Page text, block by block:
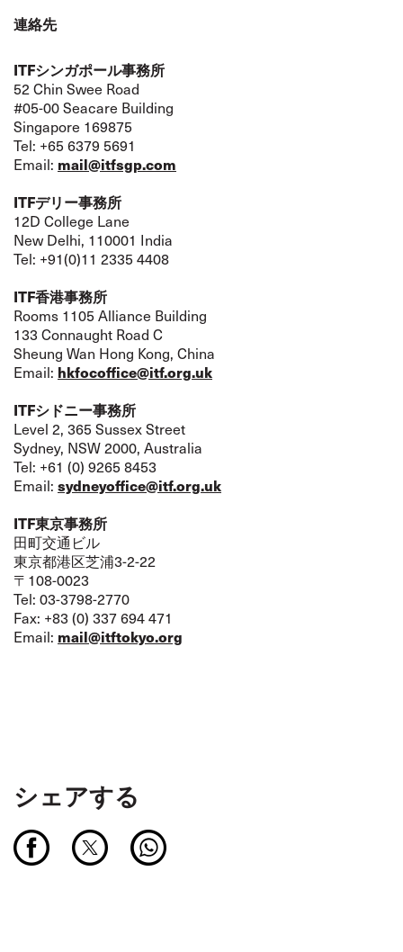
連絡先
ITFシンガポール事務所
52 Chin Swee Road
#05-00 Seacare Building
Singapore 169875
Tel: +65 6379 5691
Email: mail@itfsgp.com
ITFデリー事務所
12D College Lane
New Delhi, 110001 India
Tel: +91(0)11 2335 4408
ITF香港事務所
Rooms 1105 Alliance Building
133 Connaught Road C
Sheung Wan Hong Kong, China
Email: hkfocoffice@itf.org.uk
ITFシドニー事務所
Level 2, 365 Sussex Street
Sydney, NSW 2000, Australia
Tel: +61 (0) 9265 8453
Email: sydneyoffice@itf.org.uk
ITF東京事務所
田町交通ビル
東京都港区芝浦3-2-22
〒108-0023
Tel: 03-3798-2770
Fax: +83 (0) 337 694 471
Email: mail@itftokyo.org
シェアする